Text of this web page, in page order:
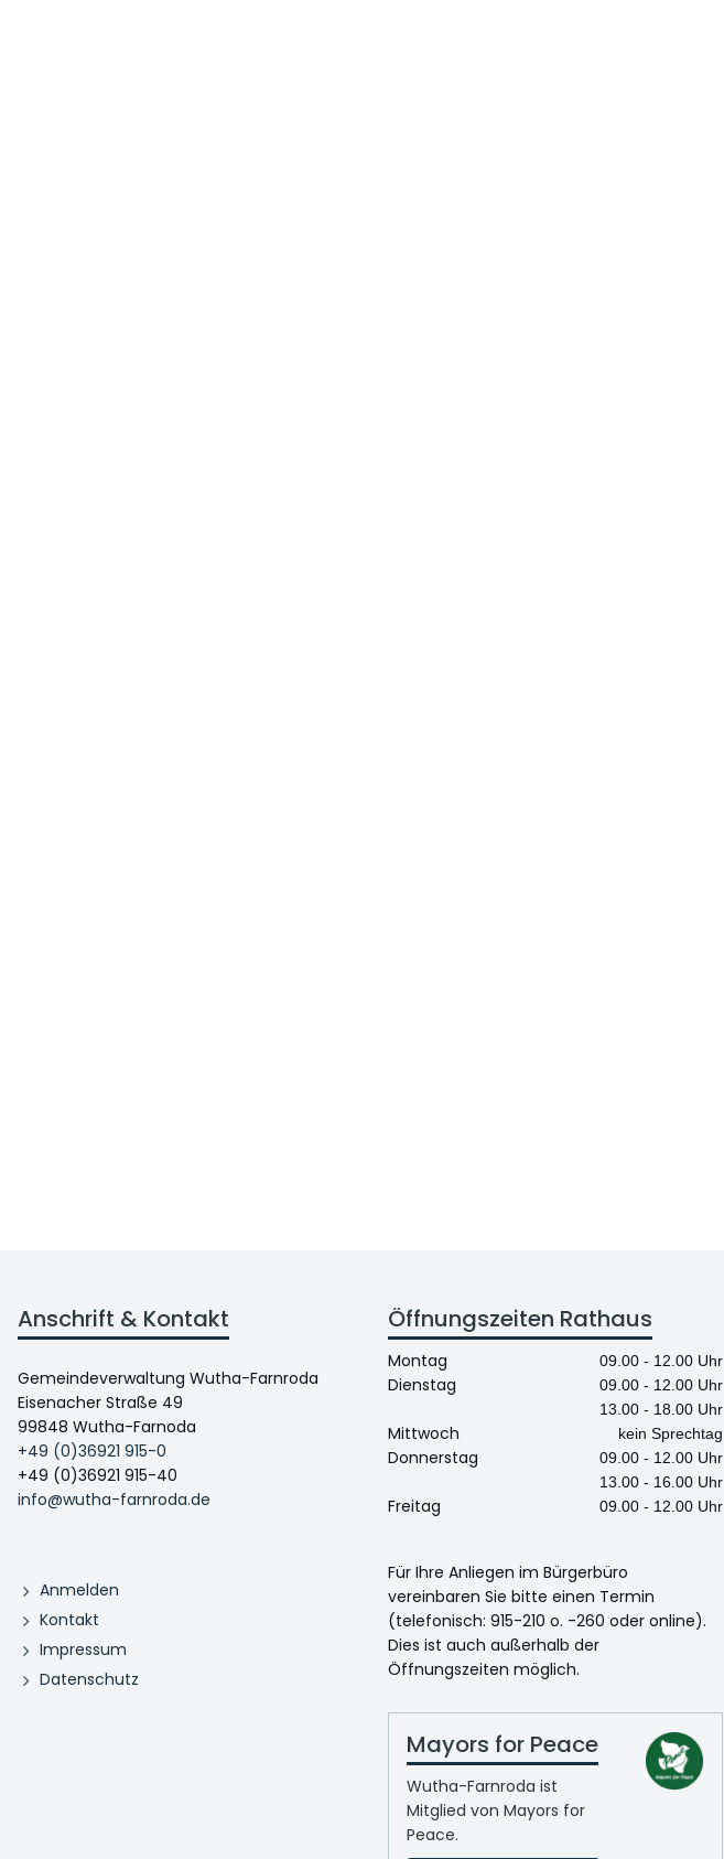
Anschrift & Kontakt
Gemeindeverwaltung Wutha-Farnroda
Eisenacher Straße 49
99848 Wutha-Farnoda
+49 (0)36921 915-0
+49 (0)36921 915-40
info@wutha-farnroda.de
Anmelden
Kontakt
Impressum
Datenschutz
Öffnungszeiten Rathaus
Montag 09.00 - 12.00 Uhr
Dienstag
09.00 - 12.00 Uhr
13.00 - 18.00 Uhr
Mittwoch kein Sprechtag
Donnerstag
09.00 - 12.00 Uhr
13.00 - 16.00 Uhr
Freitag 09.00 - 12.00 Uhr
Für Ihre Anliegen im Bürgerbüro
vereinbaren Sie bitte einen Termin
(telefonisch: 915-210 o. -260 oder online).
Dies ist auch außerhalb der
Öffnungszeiten möglich.
Mayors for Peace
Wutha-Farnroda ist
Mitglied von Mayors for
Peace.